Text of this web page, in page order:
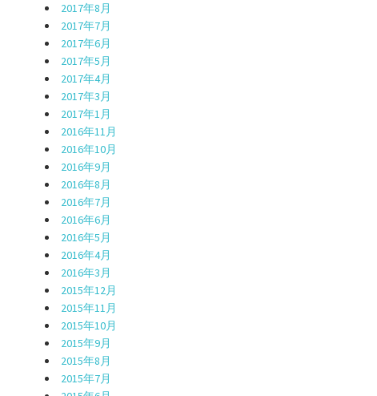
2017年8月
2017年7月
2017年6月
2017年5月
2017年4月
2017年3月
2017年1月
2016年11月
2016年10月
2016年9月
2016年8月
2016年7月
2016年6月
2016年5月
2016年4月
2016年3月
2015年12月
2015年11月
2015年10月
2015年9月
2015年8月
2015年7月